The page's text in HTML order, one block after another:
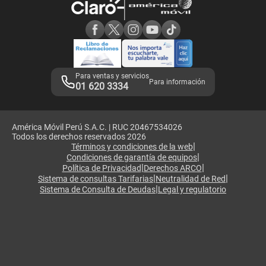
Adquirientes iPhone 6, 6S y SE
Mensaje de Seguridad
Términos y Condiciones de Tienda Claro
Libro de Reclamaciones
Legales de marketplace
Para ventas y servicios
01 620 3334 Para información
América Móvil Perú S.A.C. | RUC 20467534026
Todos los derechos reservados 2026
Términos y condiciones de la web|
Condiciones de garantía de equipos|
Política de Privacidad|Derechos ARCO|
Sistema de consultas Tarifarias|Neutralidad de Red|
Sistema de Consulta de Deudas|Legal y regulatorio